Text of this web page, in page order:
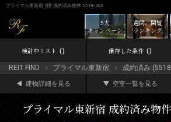
プライマル東新宿 2階 成約済み物件 5518-206
週間／閲覧
ランキング
5大
キャンペーン
検討中リスト 0 保存した条件 0
REIT FIND プライマル東新宿 成約済み
建物詳細を見る 空室一覧を見る
プライマル東新宿 成約済み物